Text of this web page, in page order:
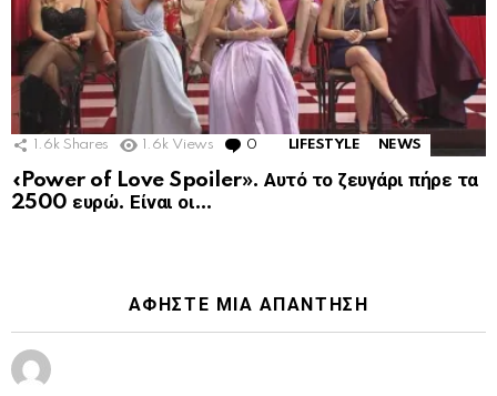
1.6k Shares 1.6k Views 0 Comments
LIFESTYLE NEWS
«Power of Love Spoiler». Αυτό το ζευγάρι πήρε τα
2500 ευρώ. Είναι οι…
ΑΦΉΣΤΕ ΜΙΑ ΑΠΆΝΤΗΣΗ